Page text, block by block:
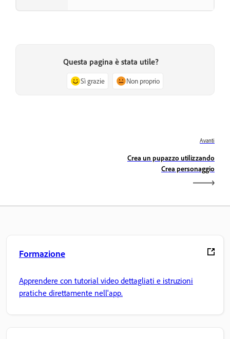
Questa pagina è stata utile?
Sì grazie Non proprio
Avanti
Crea un pupazzo utilizzando
Crea personaggio
Formazione
Apprendere con tutorial video dettagliati e istruzioni
pratiche direttamente nell'app.